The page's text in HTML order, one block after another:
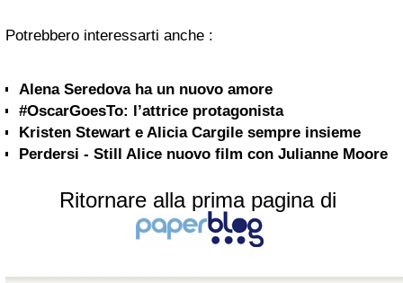
Potrebbero interessarti anche :
Alena Seredova ha un nuovo amore
#OscarGoesTo: l’attrice protagonista
Kristen Stewart e Alicia Cargile sempre insieme
Perdersi - Still Alice nuovo film con Julianne Moore
Ritornare alla prima pagina di